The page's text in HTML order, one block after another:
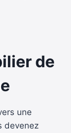
de
une
devenez